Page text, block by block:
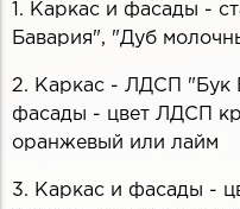
1. Каркас и фасады -
Бавария", "Дуб
2. Каркас - ЛДСП "Бук
фасады - цвет ЛДСП
оранжевый или лайм
3. Каркас и фасады -